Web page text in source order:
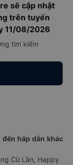
sẽ cập nhật
trên tuyến
11/08/2026
tìm kiếm
hấp dẫn khác
Cù Lần, Happy